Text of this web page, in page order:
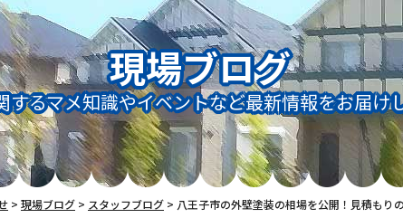
現場ブログ
するマメ知識やイベントなど最新情報をお届け
> 現場ブログ > スタッフブログ > 八王子市の外壁塗装の相場を公開！見積もり